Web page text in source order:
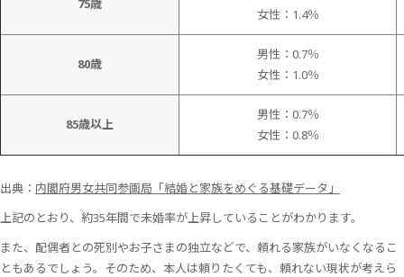
75歳
女性：1.4％
80歳
男性：0.7％
女性：1.0％
85歳以上
男性：0.7％
女性：0.8％
出典： 内閣府男女共同参画局「結婚と家族をめぐる基礎データ」
上記のとおり、約35年間で未婚率が上昇していることがわかります。
また、配偶者との死別やお子さまの独立などで、頼れる家族がいなくなるこ
ともあるでしょう。そのため、本人は頼りたくても、頼れない現状が考えら